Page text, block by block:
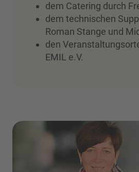
dem Catering durch
dem technischen
Roman Stange und
den
EMIL e.V.